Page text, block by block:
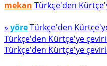
mekan Türkçe'den
» yöreTürkçe'den
Türkçe'den Kürtçe'ye
Türkçe'den Kürtçe'ye